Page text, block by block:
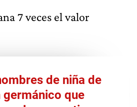
7 veces el valor
de niña de
germánico que